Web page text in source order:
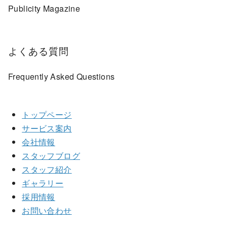
Publicity Magazine
よくある質問
Frequently Asked Questions
トップページ
サービス案内
会社情報
スタッフブログ
スタッフ紹介
ギャラリー
採用情報
お問い合わせ